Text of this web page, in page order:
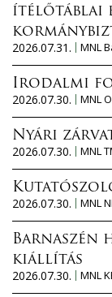
ítélőtáblai
2026.07.31.
MNL
Irodalmi
2026.07.30.
MNL
Nyári
2026.07.30.
MNL
2026.07.30.
MNL
Barnaszén
kiállítás
2026.07.30.
MNL